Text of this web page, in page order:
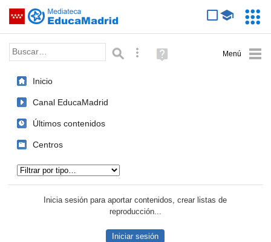
Saltar navegación
Palabra o frase: Búsqueda avanzada
Ayuda
(en
Inicio
Canal EducaMadrid
Últimos contenidos
Centros
Inicia sesión para aportar contenidos, crear listas de
reproducción...
Iniciar sesión